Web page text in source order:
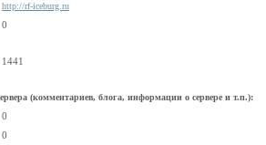
http://rf-iceburg.ru
0
1441
(комментариев, блога, информации о сервере и т.п.):
0
0